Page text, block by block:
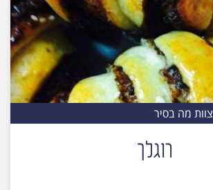
צוות מה בסיר
רוגלך